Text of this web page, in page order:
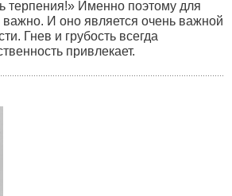
терпения!» Именно поэтому для
И оно является очень важной
Гнев и грубость всегда
привлекает.